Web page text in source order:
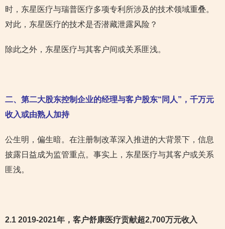
时，东星医疗与瑞普医疗多项专利所涉及的技术领域重叠。
对此，东星医疗的技术是否潜藏泄露风险？
除此之外，东星医疗与其客户间或关系匪浅。
二、第二大股东控制企业的经理与客户股东“同人”，千万元
收入或由熟人加持
公生明，偏生暗。在注册制改革深入推进的大背景下，信息
披露日益成为监管重点。事实上，东星医疗与其客户或关系
匪浅。
2.1 2019-2021年，客户舒康医疗贡献超2,700万元收入